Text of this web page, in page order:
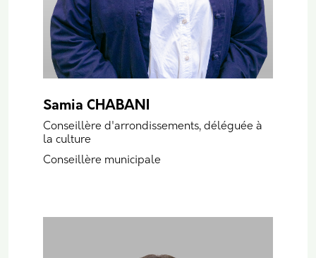
Samia CHABANI
Conseillère d'arrondissements, déléguée à
la culture
Conseillère municipale